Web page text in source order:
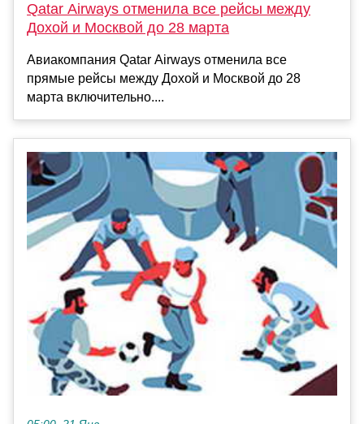
Qatar Airways отменила все рейсы между
Дохой и Москвой до 28 марта
Авиакомпания Qatar Airways отменила все
прямые рейсы между Дохой и Москвой до 28
марта включительно....